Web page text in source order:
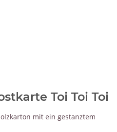
Toi Toi Toi
mit ein gestanztem